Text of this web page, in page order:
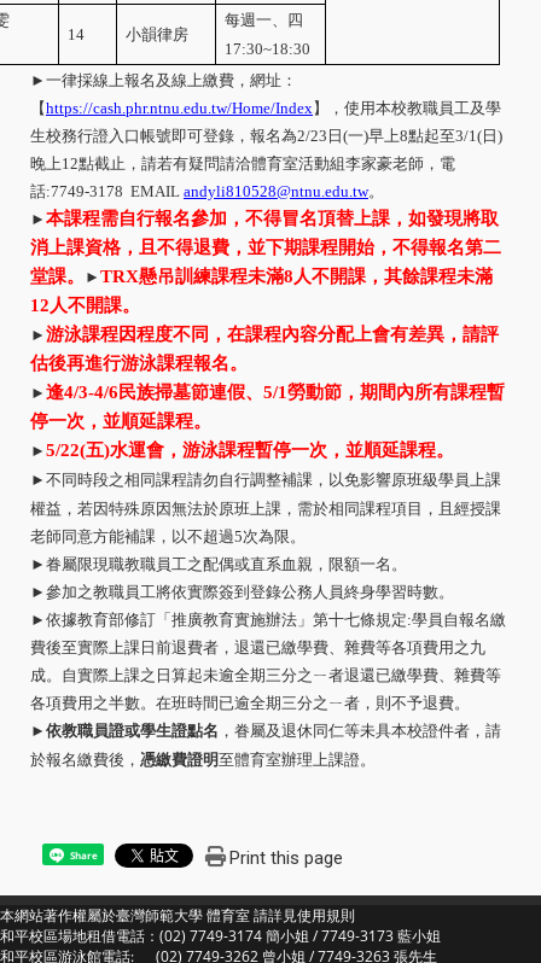
14
小韻律房
每週一、四
17:30~18:30
►一律採線上報名及線上繳費，網址：
【https://cash.phr.ntnu.edu.tw/Home/Index】，使用本校教職員工及學
生校務行證入口帳號即可登錄，報名為2/23 日 (一)早上8點起至3/1( 日 )
晚上12點截止，請若有疑問請洽體育室活動組李家豪老師，電
話:7749-3178 EMAIL andyli810528@ntnu.edu.tw。
► 本課程需自行報名參加，不得冒名頂替上課，如發現將取
消上課資格，且不得退費，並下期課程開始，不得報名第二
堂課。
► TRX懸吊訓練課程未滿8 人不開課，其餘課程未滿
12 人不開課。
► 游泳課程因程度不同，在課程內容分配上會有差異，請評
估後再進行游泳課程報名。
► 逢4/3-4/6 民族掃墓節連假、 5/1勞動節，期間內所有課程暫
停一次，並順延課程。
► 5/22(五)水運會，游泳課程暫停一次，並順延課程。
► 不同時段之相同課程請勿自行調整補課，以免影響原班級學員上課
權益，若因特殊原因無法於原班上課，需於相同課程項目，且經授課
老師同意方能補課，以不超過5次為限。
► 眷屬限現職教職員工之配偶或直系血親，限額一名。
► 參加之教職員工將依實際簽到登錄公務人員終身學習時數。
► 依據教育部修訂「推廣教育實施辦法」第十七條規定:學員自報名繳
費後至實際上課日前退費者，退還已繳學費、雜費等各項費用之九
成。自實際上課之日算起未逾全期三分之ㄧ者退還已繳學費、雜費等
各項費用之半數。在班時間已逾全期三分之ㄧ者，則不予退費。
► 依教職員證或學生證點名 ，眷屬及退休同仁等未具本校證件者，請
於報名繳費後， 憑繳費證明至體育室辦理上課證。
Share Print this page
本網站著作權屬於臺灣師範大學 體育室 請詳見使用規則
和平校區場地租借電話：(02) 7749-3174 簡小姐 / 7749-3173 藍小姐
和平校區游泳館電話: (02) 7749-3262 曾小姐 / 7749-3263 張先生